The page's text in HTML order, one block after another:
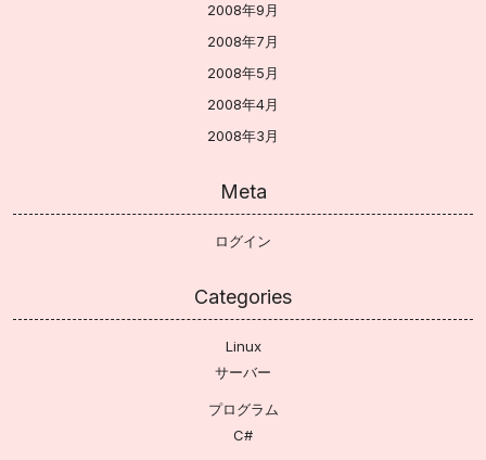
2008年9月
2008年7月
2008年5月
2008年4月
2008年3月
Meta
ログイン
Categories
Linux
サーバー
プログラム
C#